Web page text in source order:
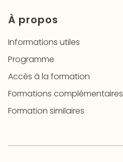
À propos
Informations utiles
Programme
Accès à la formation
Formations complémentaires
Formation similaires